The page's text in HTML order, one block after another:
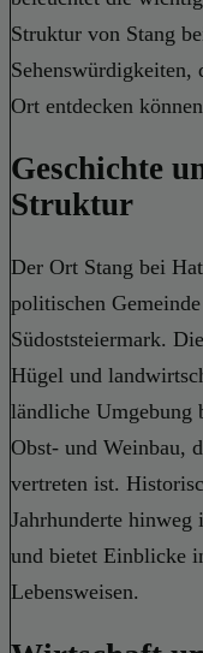
Struktur von Stang
Sehenswürdigkeiten,
Ort entdecken
Geschichte
Struktur
Der Ort Stang bei
politischen
Südoststeiermark.
Hügel und
ländliche Umgebung
Obst- und Weinbau,
vertreten ist.
Jahrhunderte hinweg
und bietet Einblicke
Lebensweisen.